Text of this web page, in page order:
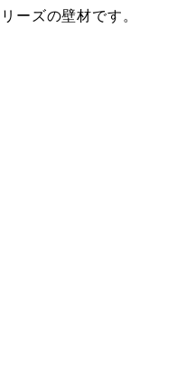
ーズの壁材です。